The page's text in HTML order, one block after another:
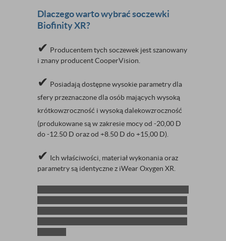
Dlaczego warto wybrać soczewki
Biofinity XR?
✔ Producentem tych soczewek jest szanowany
i znany producent CooperVision.
✔ Posiadają dostępne wysokie parametry dla
sfery przeznaczone dla osób mających wysoką
krótkowzroczność i wysoką dalekowzroczność
(produkowane są w zakresie mocy od -20,00 D
do -12.50 D oraz od +8.50 D do +15,00 D).
✔ Ich właściwości, materiał wykonania oraz
parametry są identyczne z iWear Oxygen XR.